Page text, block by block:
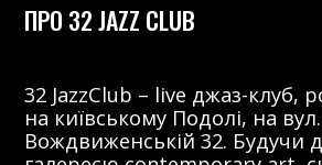
ПРО 32 JAZZ CLUB
32 JazzClub – live джаз-клуб,
на київському Подолі, на вул.
Вождвиженській 32. Будучи